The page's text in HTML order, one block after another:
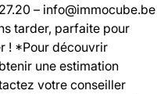
– info@immocube.be
tarder, parfaite pour
! *Pour découvrir
une estimation
votre conseiller